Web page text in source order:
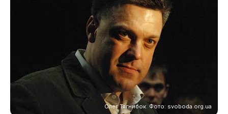
Олег Тягнибок. Фото: svoboda.org.ua